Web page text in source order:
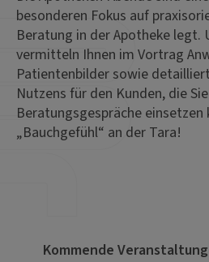
besonderen Fokus auf
Beratung in der Apotheke legt.
vermitteln Ihnen im Vortrag
Patientenbilder sowie
Nutzens für den Kunden, die
Beratungsgespräche einsetzen
„Bauchgefühl“ an der Tara!
Kommende